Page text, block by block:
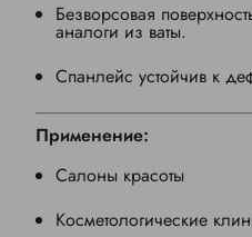
Безворсовая
аналоги из ваты.
Спанлейс устойчив к
Применение:
Салоны красоты
Косметологические